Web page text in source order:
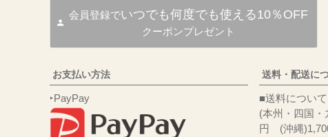
会員登録でいつでも何度でも使える10％OFF
クーポンプレゼント
お支払い方法
‣PayPay
送料・配送に
■送料に
(本州・四国
円 (沖縄